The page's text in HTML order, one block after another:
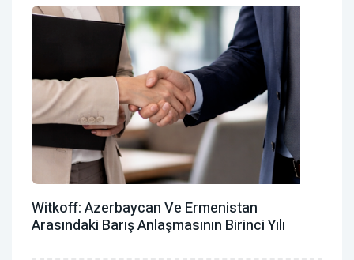
Witkoff: Azerbaycan Ve Ermenistan
Arasındaki Barış Anlaşmasının Birinci Yılı